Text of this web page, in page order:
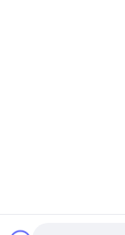
Fournisseur. © de